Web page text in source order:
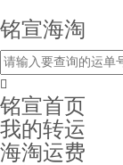
铭宣海淘
铭宣首页
我的转运
海淘运费